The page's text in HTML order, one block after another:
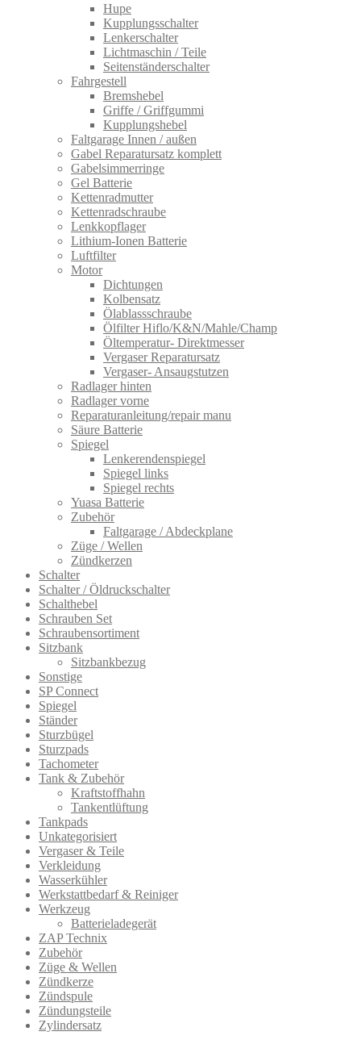
Hupe
Kupplungsschalter
Lenkerschalter
Lichtmaschin / Teile
Seitenständerschalter
Fahrgestell
Bremshebel
Griffe / Griffgummi
Kupplungshebel
Faltgarage Innen / außen
Gabel Reparatursatz komplett
Gabelsimmerringe
Gel Batterie
Kettenradmutter
Kettenradschraube
Lenkkopflager
Lithium-Ionen Batterie
Luftfilter
Motor
Dichtungen
Kolbensatz
Ölablassschraube
Ölfilter Hiflo/K&N/Mahle/Champ
Öltemperatur- Direktmesser
Vergaser Reparatursatz
Vergaser- Ansaugstutzen
Radlager hinten
Radlager vorne
Reparaturanleitung/repair manu
Säure Batterie
Spiegel
Lenkerendenspiegel
Spiegel links
Spiegel rechts
Yuasa Batterie
Zubehör
Faltgarage / Abdeckplane
Züge / Wellen
Zündkerzen
Schalter
Schalter / Öldruckschalter
Schalthebel
Schrauben Set
Schraubensortiment
Sitzbank
Sitzbankbezug
Sonstige
SP Connect
Spiegel
Ständer
Sturzbügel
Sturzpads
Tachometer
Tank & Zubehör
Kraftstoffhahn
Tankentlüftung
Tankpads
Unkategorisiert
Vergaser & Teile
Verkleidung
Wasserkühler
Werkstattbedarf & Reiniger
Werkzeug
Batterieladegerät
ZAP Technix
Zubehör
Züge & Wellen
Zündkerze
Zündspule
Zündungsteile
Zylindersatz